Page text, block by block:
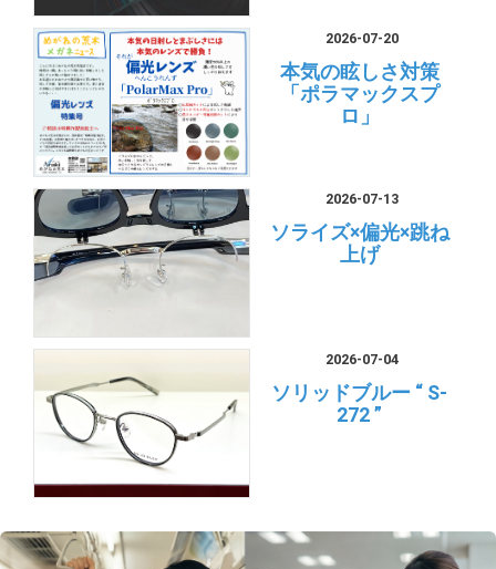
2026-07-20
本気の眩しさ対策
「ポラマックスプ
ロ」
2026-07-13
ソライズ×偏光×跳ね
上げ
2026-07-04
ソリッドブルー “ S-
272 ”